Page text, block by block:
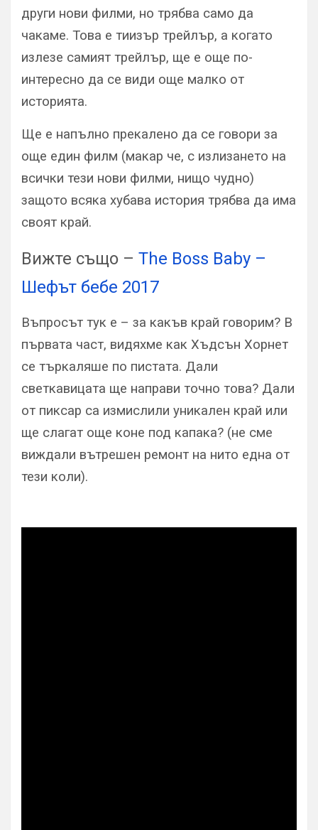
други нови филми, но трябва само да
чакаме. Това е тиизър трейлър, а когато
излезе самият трейлър, ще е още по-
интересно да се види още малко от
историята.
Ще е напълно прекалено да се говори за
още един филм (макар че, с излизането на
всички тези нови филми, нищо чудно)
защото всяка хубава история трябва да има
своят край.
Вижте също – The Boss Baby –
Шефът бебе 2017
Въпросът тук е – за какъв край говорим? В
първата част, видяхме как Хъдсън Хорнет
се търкаляше по пистата. Дали
светкавицата ще направи точно това? Дали
от пиксар са измислили уникален край или
ще слагат още коне под капака? (не сме
виждали вътрешен ремонт на нито една от
тези коли).